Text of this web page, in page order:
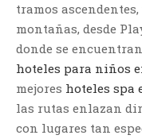
tramos
montañas, desde
donde se
hoteles para niños
mejores hoteles spa
las rutas enlazan
con lugares tan